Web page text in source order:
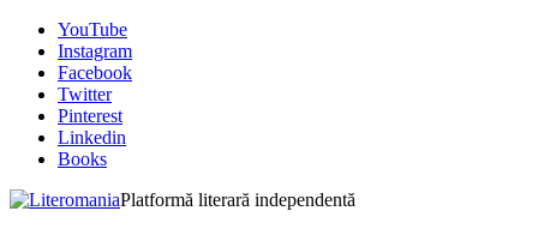
YouTube
Instagram
Facebook
Twitter
Pinterest
Linkedin
Books
Platformă literară independentă